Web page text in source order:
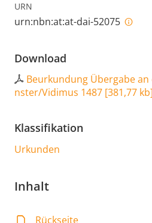
URN
urn:nbn:at:at-dai-52075
Download
Beurkundung Übergabe
nster/Vidimus 1487 [381,77 kb]
Klassifikation
Urkunden
Inhalt
Rückseite